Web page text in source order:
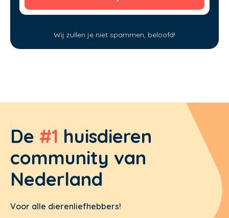
Wij zullen je niet spammen, beloofd!
De #1 huisdieren
community van
Nederland
Voor alle dierenliefhebbers!